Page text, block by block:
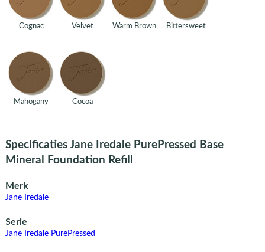
Cognac Velvet Warm Brown Bittersweet
Mahogany Cocoa
Specificaties Jane Iredale PurePressed Base
Mineral Foundation Refill
Merk
Jane Iredale
Serie
Jane Iredale PurePressed